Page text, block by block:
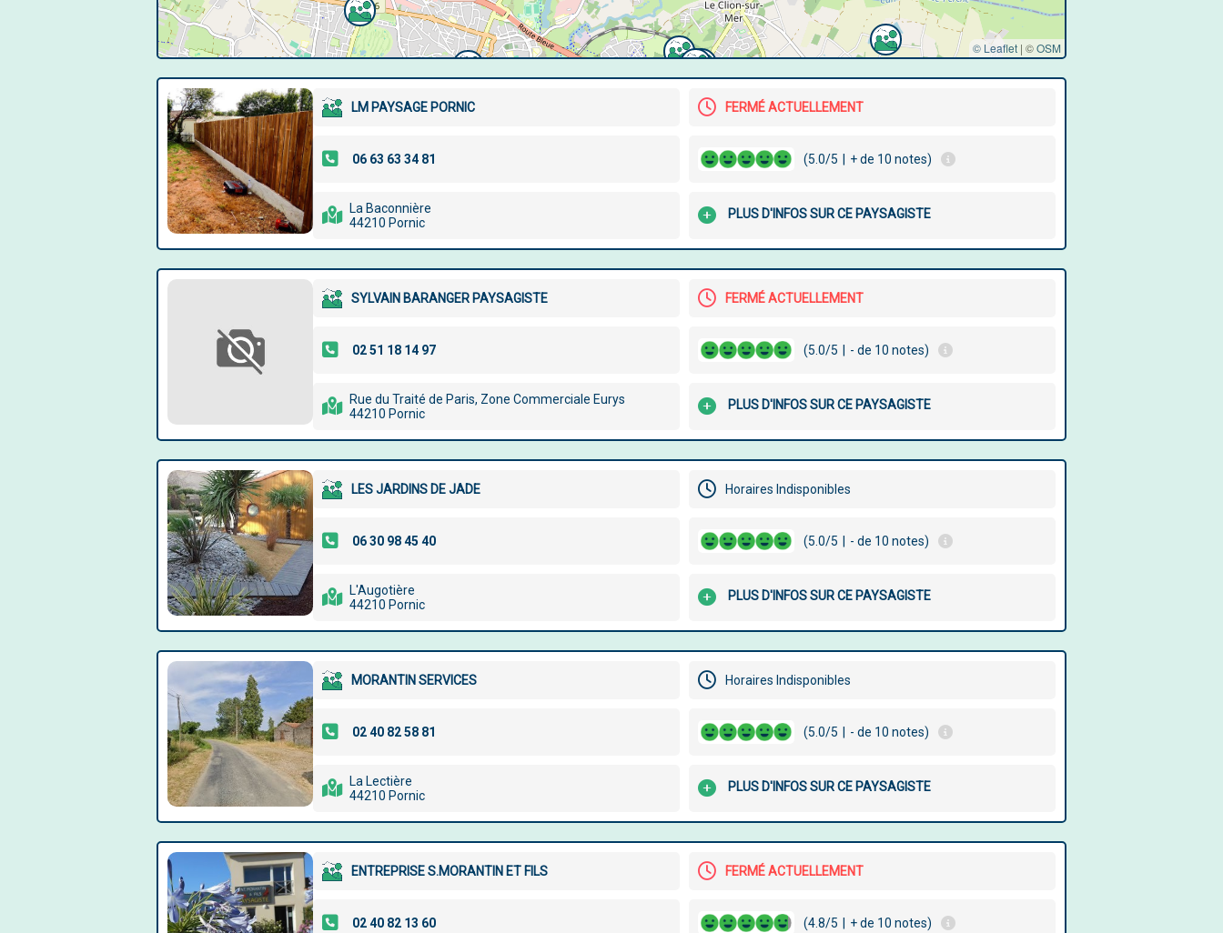
© Leaflet | ©OSM
LM PAYSAGE PORNIC FERMÉ ACTUELLEMENT
(5.0/5 + de 10 notes)
La Baconnière
44210 Pornic
PLUS D'INFOS SUR CE PAYSAGISTE
SYLVAIN BARANGER PAYSAGISTE FERMÉ ACTUELLEMENT
(5.0/5 - de 10 notes)
Rue du Traité de Paris, Zone Commerciale Eurys
44210 Pornic
PLUS D'INFOS SUR CE PAYSAGISTE
LES JARDINS DE JADE Horaires Indisponibles
(5.0/5 - de 10 notes)
L'Augotière
44210 Pornic
PLUS D'INFOS SUR CE PAYSAGISTE
MORANTIN SERVICES Horaires Indisponibles
(5.0/5 - de 10 notes)
La Lectière
44210 Pornic
PLUS D'INFOS SUR CE PAYSAGISTE
ENTREPRISE S.MORANTIN ET FILS FERMÉ ACTUELLEMENT
(4.8/5 + de 10 notes)